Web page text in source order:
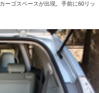
ーゴスペースが出現。手前に60リッ